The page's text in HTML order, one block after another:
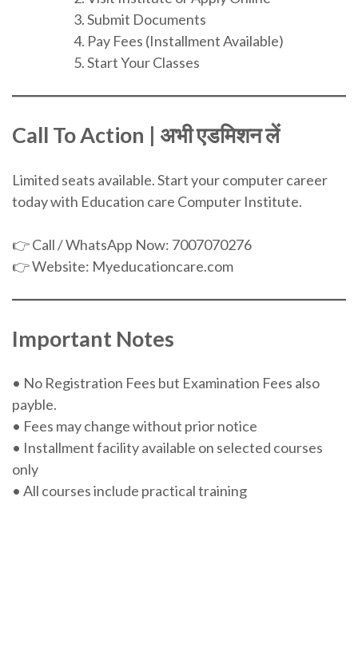
Submit Documents
Pay Fees (Installment Available)
Start Your Classes
Call To Action | अभी एडमिशन लें
Limited seats available. Start your computer career
today with Education care Computer Institute.
👉 Call / WhatsApp Now: 7007070276
👉 Website: Myeducationcare.com
Important Notes
• No Registration Fees but Examination Fees also
payble.
• Fees may change without prior notice
• Installment facility available on selected courses
only
• All courses include practical training